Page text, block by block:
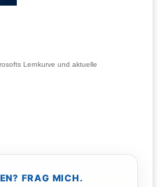
Lernkurve und aktuelle
FRAG MICH.